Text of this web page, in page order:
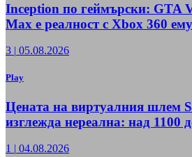
Inception по геймърски: GTA
Max е реалност с Xbox 360
3 | 05.08.2026
Play
Цената на виртуалния шлем
изглежда нереална: над 1100
1 | 04.08.2026